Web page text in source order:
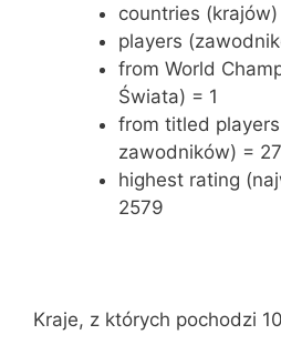
countries
players
from World
Świata) = 1
from titled
zawodników) = 27
highest rating
2579
Kraje, z których pochodzi